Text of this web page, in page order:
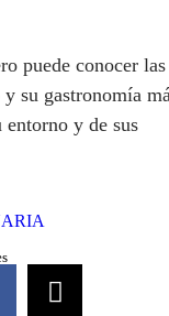
puede conocer las
su gastronomía
y de sus